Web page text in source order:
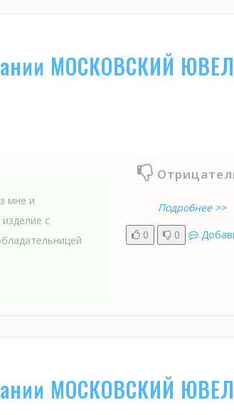
МОСКОВСКИЙ
мне и
с
Подробнее >>
0
0
МОСКОВСКИЙ